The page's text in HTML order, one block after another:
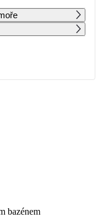
28 689 28 939 27 989
moře
bazénem